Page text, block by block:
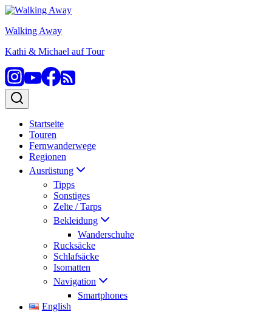
Zum
springen
Walking Away
Kathi & Michael auf Tour
Startseite
Touren
Fernwanderwege
Regionen
Ausrüstung
Tipps
Sonstiges
Zelte / Tarps
Bekleidung
Wanderschuhe
Rucksäcke
Schlafsäcke
Isomatten
Navigation
Smartphones
English